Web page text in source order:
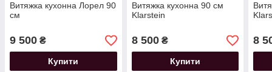
Витяжка кухонна Лорел 90
см
9 500 ₴
Купити
Витяжка кухонна 90 см
Klarstein
8 500₴
Купити
8